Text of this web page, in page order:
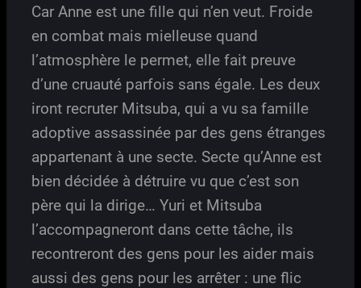
Car Anne est une fille qui n’en veut. Froide
en combat mais mielleuse quand
l’atmosphère le permet, elle fait preuve
d’une cruauté parfois sans égale. Les deux
iront recruter Mitsuba, qui a vu sa famille
adoptive assassinée par des gens étranges
appartenant à une secte. Secte qu’Anne est
bien décidée à détruire vu que c’est son
père qui la dirige… Yuri et Mitsuba
l’accompagneront dans cette tâche, ils
recontreront des gens pour les aider mais
aussi des gens pour les arrêter : une flic